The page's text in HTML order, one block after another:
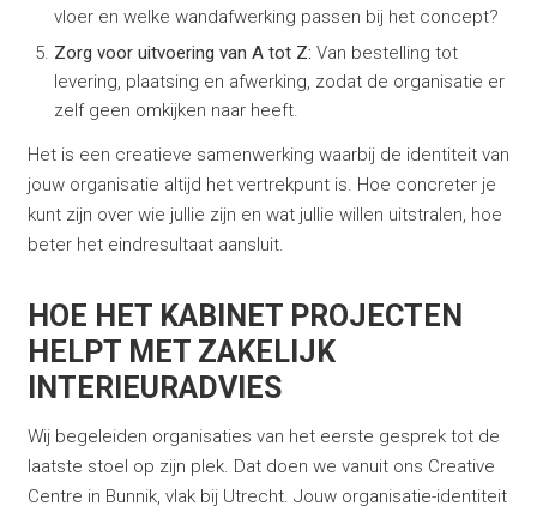
vloer en welke wandafwerking passen bij het concept?
Zorg voor uitvoering van A tot Z: Van bestelling tot
levering, plaatsing en afwerking, zodat de organisatie er
zelf geen omkijken naar heeft.
Het is een creatieve samenwerking waarbij de identiteit van
jouw organisatie altijd het vertrekpunt is. Hoe concreter je
kunt zijn over wie jullie zijn en wat jullie willen uitstralen, hoe
beter het eindresultaat aansluit.
HOE HET KABINET PROJECTEN
HELPT MET ZAKELIJK
INTERIEURADVIES
Wij begeleiden organisaties van het eerste gesprek tot de
laatste stoel op zijn plek. Dat doen we vanuit ons Creative
Centre in Bunnik, vlak bij Utrecht. Jouw organisatie-identiteit